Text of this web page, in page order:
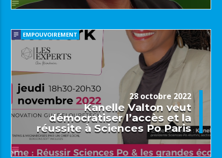
EMPOUVOIREMENT
28 octobre 2022
Kanelle Valton veut
démocratiser l’accès et la
réussite à Sciences Po Paris